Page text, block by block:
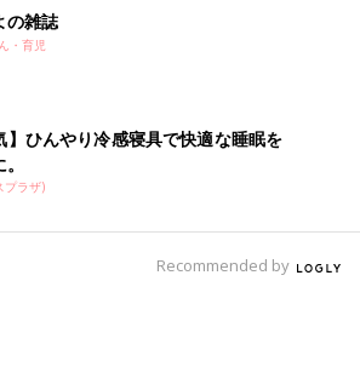
の雑誌
・育児
】ひんやり冷感寝具で快適な睡眠を
プラザ)
Recommended by